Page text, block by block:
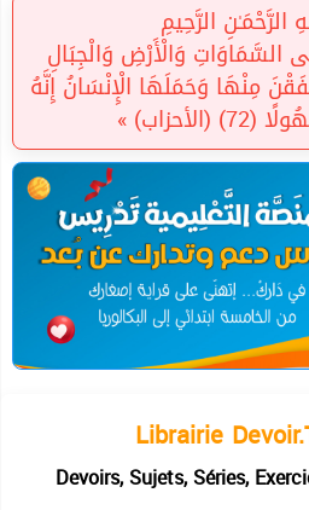
الرَّحْمَـٰنِ الرَّحِيمِ
السَّمَاوَاتِ وَالْأَرْضِ وَالْجِبَالِ
مِنْهَا وَحَمَلَهَا الْإِنْسَانُ إِنَّهُ
»
Devoirs, Sujets, Séries,